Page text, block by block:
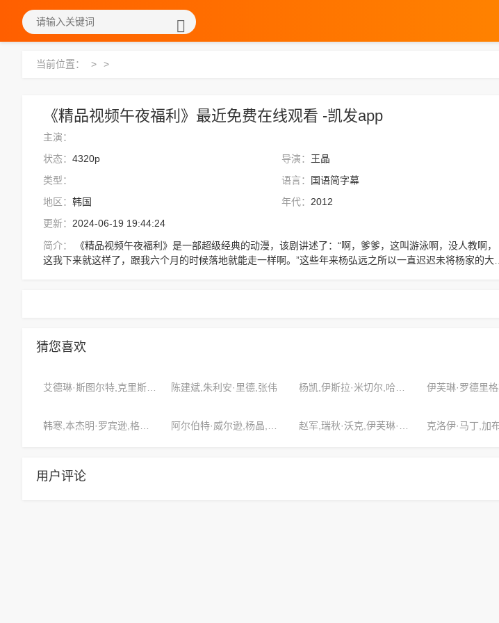
当前位置： > >
《精品视频午夜福利》最近免费在线观看 -凯发app
主演：
状态： 4320p 导演： 王晶
类型：
语言：
国语简字幕
地区： 韩国 年代： 2012
更新： 2024-06-19 19:44:24
简介：
这我下来就这样了，跟我六个月的时候落地就能走一样啊。”这些年来杨弘远之所以一直迟迟未将杨家的大阵
猜您喜欢
陈建斌,朱利安·里德,张伟
用户评论